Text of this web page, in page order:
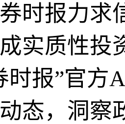
时报力求
实质性投
时报”官方
态，洞察